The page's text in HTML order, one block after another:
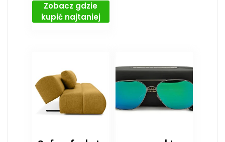
Zobacz gdzie
kupić najtaniej